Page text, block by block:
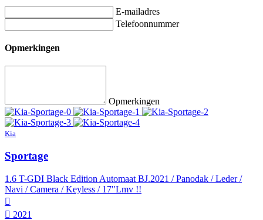
E-mailadres
Telefoonnummer
Opmerkingen
Opmerkingen
Kia
Sportage
1.6 T-GDI Black Edition Automaat BJ.2021 / Panodak / Leder /
Navi / Camera / Keyless / 17"Lmv !!
2021